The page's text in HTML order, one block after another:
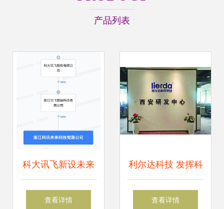
产品列表
科大讯飞新设未来
科技公司 物联网技
查看详情
利尔达科技 发挥科
创驱动力，持续深
查看详情